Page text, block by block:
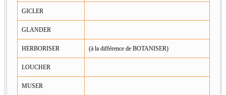
GICLER
GLANDER
HERBORISER (à la différence de BOTANISER)
LOUCHER
MUSER